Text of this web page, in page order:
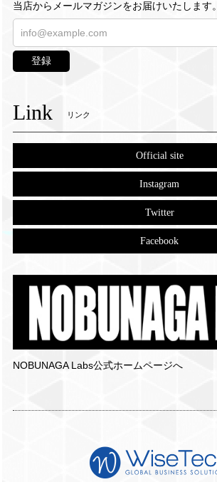
当店からメールマガジンをお届けいたします。
登録
Link リンク
Official site
Instagram
Twitter
Facebook
NOBUNAGA Labs公式ホームページへ